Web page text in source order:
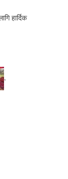
हार्दिक
,